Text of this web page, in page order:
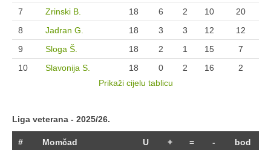
7
Zrinski B. 18 6 2 10
20
8
Jadran G. 18 3 3 12
12
9
Sloga Š. 18 2 1 15
7
10
Slavonija S. 18 0 2 16
2
Prikaži cijelu tablicu
Liga veterana - 2025/26.
# Momčad U + = - bod